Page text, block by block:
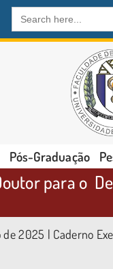
Search
for:
Pós-Graduação
para o
2025 | Caderno